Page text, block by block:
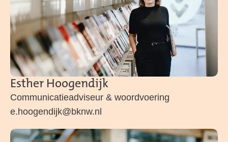
Esther Hoogendijk
Communicatieadviseur & woordvoering
e.hoogendijk@bknw.nl